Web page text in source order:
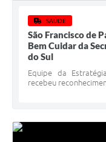
SAÚDE
São Francisco de
Bem Cuidar da
do Sul
Equipe da
recebeu